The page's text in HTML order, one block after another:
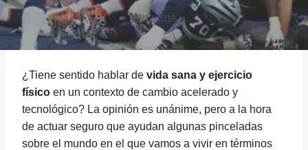
22/12/2016
¿Tiene sentido hablar de vida sana y ejercicio
físico en un contexto de cambio acelerado y
tecnológico? La opinión es unánime, pero a la hora
de actuar seguro que ayudan algunas pinceladas
sobre el mundo en el que vamos a vivir en términos